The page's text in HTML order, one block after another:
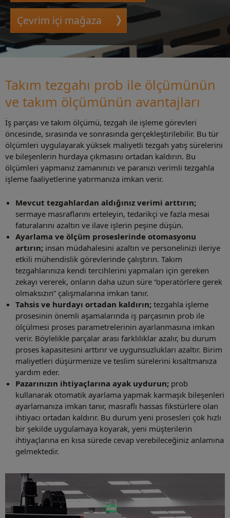
Çevrim içi mağaza
Takım tezgahı prob ile ölçümünün
ve takım ölçümünün avantajları
İş parçası ve takım ölçümü, tezgah ile işleme görevleri
öncesinde, sırasında ve sonrasında gerçekleştirilebilir. Bu tür
ölçümleri uygulayarak yüksek maliyetli tezgah yatış sürelerini
ve bileşenlerin hurdaya çıkmasını ortadan kaldırın. Bu
ölçümleri yapmanız zamanınızı ve paranızı verimli tezgahla
işleme faaliyetlerine yatırmanıza imkan verir.
Mevcut tezgahlardan aldığınız verimi arttırın;
sermaye masraflarını erteleyin, tedarikçi ve fazla mesai
faturalarını azaltın ve ilave işlerin peşine düşün.
Ayarlama ve ölçüm proseslerinde otomasyonu
artırın; insan müdahalesini azaltın ve personelinizi ileriye
etkili mühendislik görevlerinde çalıştırın. Takım
tezgahlarınıza kendi tercihlerini yapmaları için gereken
zekayı vererek, onların daha uzun süre “operatörlere gerek
olmaksızın” çalışmalarına imkan tanır.
Tahsis ve hurdayı ortadan kaldırın; tezgahla işleme
prosesinin önemli aşamalarında iş parçasının prob ile
ölçülmesi proses parametrelerinin ayarlanmasına imkan
verir. Böylelikle parçalar arası farklılıklar azalır, bu durum
proses kapasitesini arttırır ve uygunsuzlukları azaltır. Birim
maliyetleri düşürmenize ve teslim sürelerini kısaltmanıza
yardım eder.
Pazarınızın ihtiyaçlarına ayak uydurun; prob
kullanarak otomatik ayarlama yapmak karmaşık bileşenleri
ayarlamanıza imkan tanır, masraflı hassas fikstürlere olan
ihtiyacı ortadan kaldırır. Bu durum yeni prosesleri çok hızlı
bir şekilde uygulamaya koyarak, yeni müşterilerin
ihtiyaçlarına en kısa sürede cevap verebileceğiniz anlamına
gelmektedir.